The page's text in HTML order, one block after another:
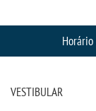
VESTIBULAR